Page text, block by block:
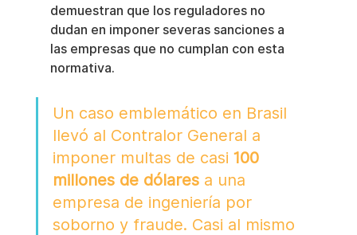
demuestran que los reguladores no
dudan en imponer severas sanciones a
las empresas que no cumplan con esta
normativa.
Un caso emblemático en Brasil
llevó al Contralor General a
imponer multas de casi 100
millones de dólares a una
empresa de ingeniería por
soborno y fraude. Casi al mismo